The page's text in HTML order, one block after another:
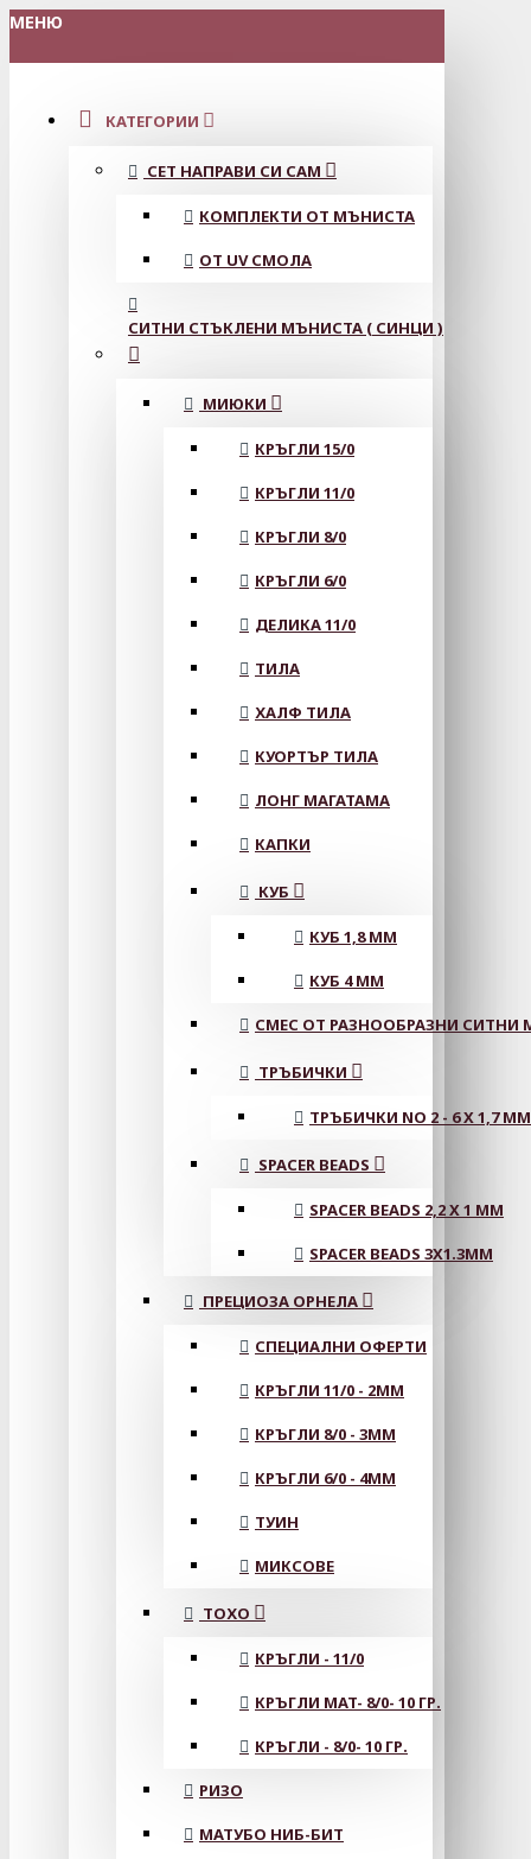
МЕНЮ
КАТЕГОРИИ
СЕТ НАПРАВИ СИ САМ
КОМПЛЕКТИ ОТ МЪНИСТА
ОТ UV СМОЛА
СИТНИ СТЪКЛЕНИ МЪНИСТА ( СИНЦИ )
МИЮКИ
КРЪГЛИ 15/0
КРЪГЛИ 11/0
КРЪГЛИ 8/0
КРЪГЛИ 6/0
ДЕЛИКА 11/0
ТИЛА
ХАЛФ ТИЛА
КУОРТЪР ТИЛА
ЛОНГ МАГАТАМА
КАПКИ
КУБ
КУБ 1,8 ММ
КУБ 4 ММ
СМЕС ОТ РАЗНООБРАЗНИ СИТНИ
ТРЪБИЧКИ
ТРЪБИЧКИ NO 2 - 6 X 1,7 MM
SPACER BEADS
SPACER BEADS 2,2 X 1 MM
SPACER BEADS 3X1.3MM
ПРЕЦИОЗА ОРНЕЛА
СПЕЦИАЛНИ ОФЕРТИ
КРЪГЛИ 11/0 - 2MM
КРЪГЛИ 8/0 - 3MM
КРЪГЛИ 6/0 - 4MM
ТУИН
МИКСОВЕ
ТОХО
КРЪГЛИ - 11/0
КРЪГЛИ MAT- 8/0- 10 ГР.
КРЪГЛИ - 8/0- 10 ГР.
РИЗО
МАТУБО НИБ-БИТ